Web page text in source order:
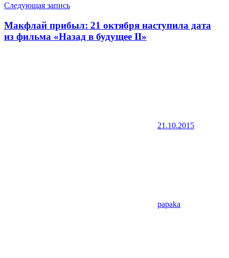
Следующая запись
Макфлай прибыл: 21 октября наступила дата
из фильма «Назад в будущее II»
21.10.2015
papaka